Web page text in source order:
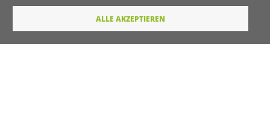
ALLE AKZEPTIEREN
E-Mail